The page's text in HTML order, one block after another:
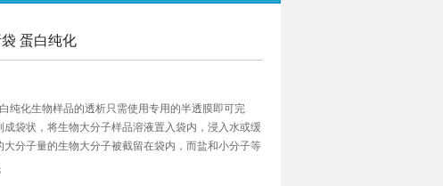
蛋白纯化
纯化生物样品的透析只需使用专用的半透膜即可完
成袋状，将生物大分子样品溶液置入袋内，浸入水或缓
大分子量的生物大分子被截留在袋内，而盐和小分子等
，直到袋内、外两边的浓度达到平衡。